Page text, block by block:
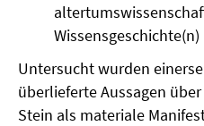
Untersucht wurden
überlieferte Aussagen
Stein als materiale